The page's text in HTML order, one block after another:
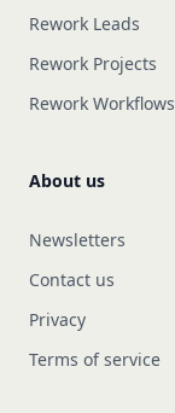
Rework Leads
Rework Projects
Rework Workflows
About us
Newsletters
Contact us
Privacy
Terms of service